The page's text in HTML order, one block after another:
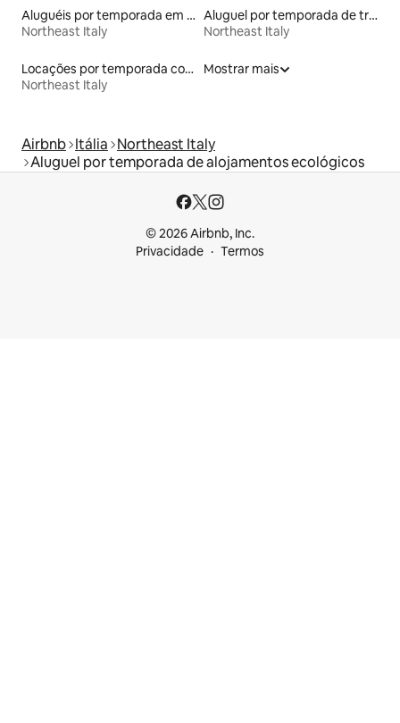
Aluguéis por temporada em acampamentos
Northeast Italy
Aluguel por temporada de trailers
Northeast Italy
Locações por temporada com piscina
Northeast Italy
Mostrar mais
Airbnb Itália Northeast Italy
Aluguel por temporada de alojamentos ecológicos
© 2026 Airbnb, Inc.
Privacidade
Termos